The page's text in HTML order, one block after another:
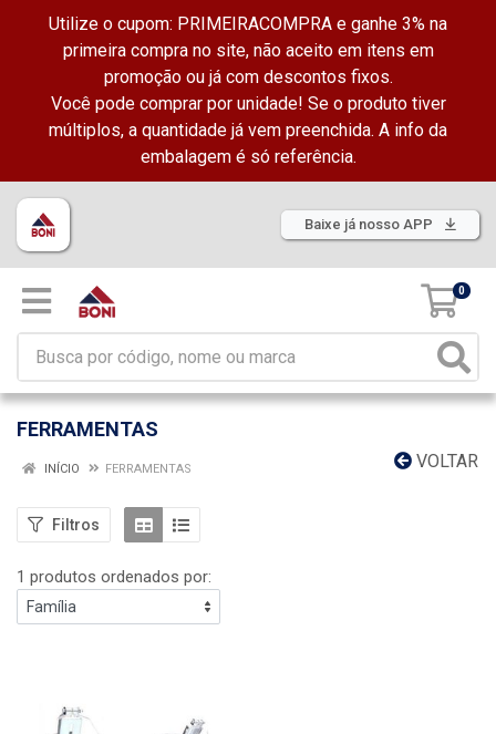
Utilize o cupom: PRIMEIRACOMPRA e ganhe 3% na
primeira compra no site, não aceito em itens em
promoção ou já com descontos fixos.
Você pode comprar por unidade! Se o produto tiver
múltiplos, a quantidade já vem preenchida. A info da
embalagem é só referência.
Baixe já nosso APP
0
FERRAMENTAS
VOLTAR
INÍCIO FERRAMENTAS
Filtros
1 produtos ordenados por: